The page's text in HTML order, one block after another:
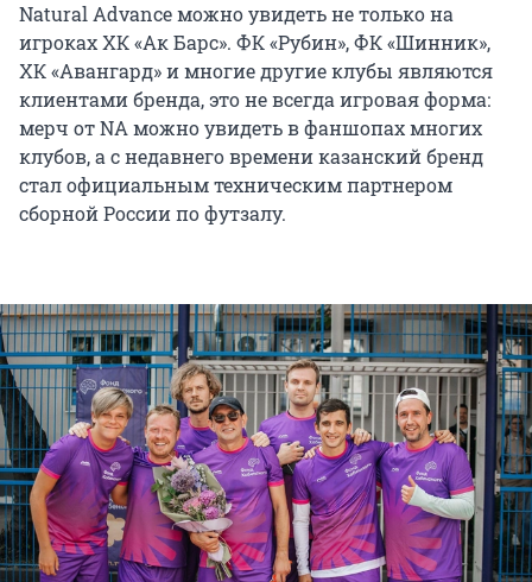
Natural Advance можно увидеть не только на
игроках ХК «Ак Барс». ФК «Рубин», ФК «Шинник»,
ХК «Авангард» и многие другие клубы являются
клиентами бренда, это не всегда игровая форма:
мерч от NA можно увидеть в фаншопах многих
клубов, а с недавнего времени казанский бренд
стал официальным техническим партнером
сборной России по футзалу.